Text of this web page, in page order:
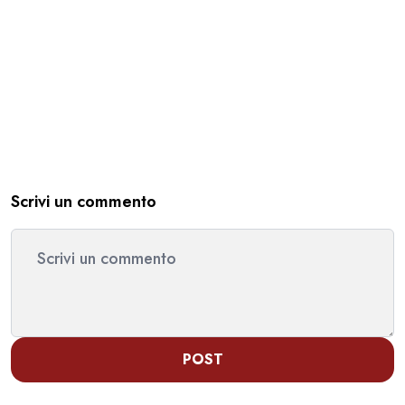
Scrivi un commento
POST